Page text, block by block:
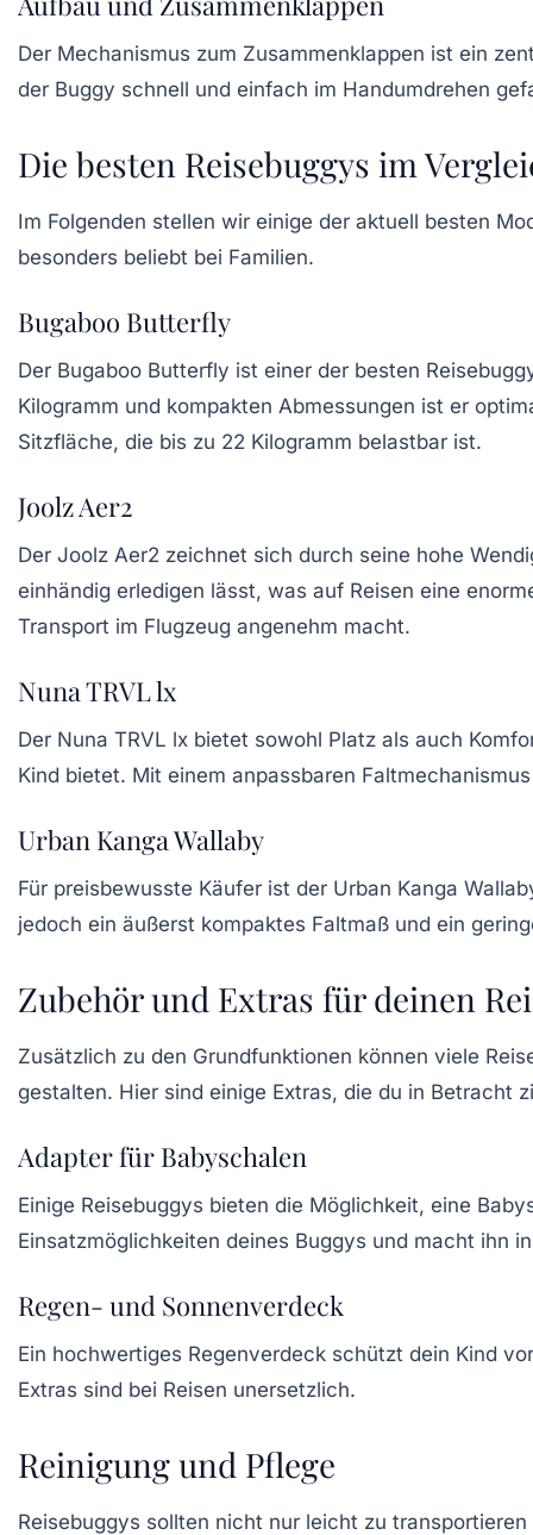
Der Mechanismus zum Zusammenklappen ist ein
der Buggy schnell und einfach im Handumdrehen
Die besten Reisebuggys im
Im Folgenden stellen wir einige der aktuell besten
besonders beliebt bei Familien.
Bugaboo Butterfly
Der Bugaboo Butterfly ist einer der besten
Kilogramm und kompakten Abmessungen ist er
Sitzfläche, die bis zu 22 Kilogramm belastbar ist.
Joolz Aer2
Der Joolz Aer2 zeichnet sich durch seine hohe
einhändig erledigen lässt, was auf Reisen eine
Transport im Flugzeug angenehm macht.
Nuna TRVL lx
Der Nuna TRVL lx bietet sowohl Platz als auch
Kind bietet. Mit einem anpassbaren
Urban Kanga Wallaby
Für preisbewusste Käufer ist der Urban Kanga
jedoch ein äußerst kompaktes Faltmaß und ein
Zubehör und Extras für deinen
Zusätzlich zu den Grundfunktionen können viele
gestalten. Hier sind einige Extras, die du in Betracht
Adapter für Babyschalen
Einige Reisebuggys bieten die Möglichkeit, eine
Einsatzmöglichkeiten deines Buggys und macht ihn
Regen- und Sonnenverdeck
Ein hochwertiges Regenverdeck schützt dein Kind
Extras sind bei Reisen unersetzlich.
Reinigung und Pflege
Reisebuggys sollten nicht nur leicht zu